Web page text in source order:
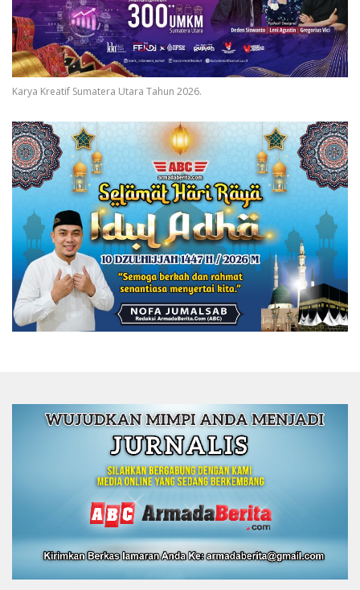
Karya Kreatif Sumatera Utara Tahun 2026.